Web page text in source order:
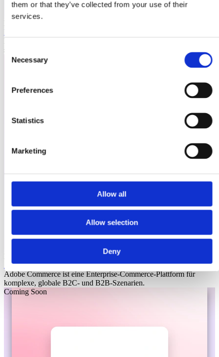
them or that they’ve collected from your use of their
services.
Consent
Selection
Necessary
Preferences
Statistics
Marketing
Allow all
Allow selection
Deny
Laioutr
Emporix
Emporix ist eine composable, API-first Commerce-Plattform für
skalierbare B2B- und B2C-Szenarien.
Laioutr
Adobe Commerce
Adobe Commerce ist eine Enterprise-Commerce-Plattform für
komplexe, globale B2C- und B2B-Szenarien.
Coming Soon